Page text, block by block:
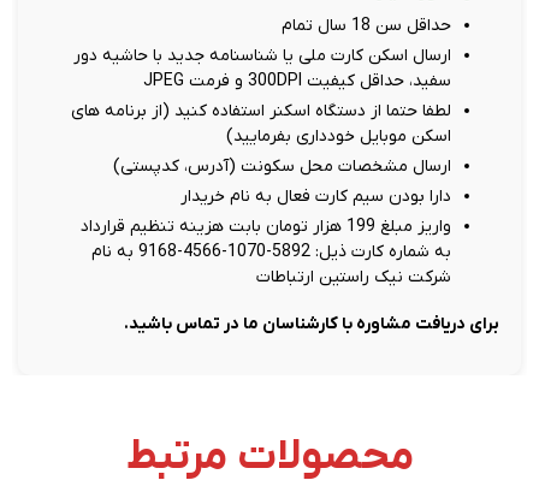
حداقل سن 18 سال تمام
ارسال اسکن کارت ملی یا شناسنامه جدید با حاشیه دور
سفید، حداقل کیفیت 300DPI و فرمت JPEG
لطفا حتما از دستگاه اسکنر استفاده کنید (از برنامه های
اسکن موبایل خودداری بفرمایید)
ارسال مشخصات محل سکونت (آدرس، کدپستی)
دارا بودن سیم کارت فعال به نام خریدار
واریز مبلغ 199 هزار تومان بابت هزینه تنظیم قرارداد
به شماره کارت ذیل: 5892-1070-4566-9168 به نام
شرکت نیک راستین ارتباطات
برای دریافت مشاوره با کارشناسان ما در تماس باشید.
محصولات مرتبط